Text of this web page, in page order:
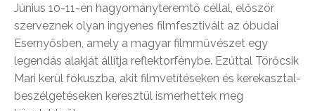
Június 10-11-én hagyományteremtő céllal, először
szerveznek olyan ingyenes filmfesztivált az óbudai
Esernyősben, amely a magyar filmművészet egy
legendás alakját állítja reflektorfénybe. Ezúttal Törőcsik
Mari kerül fókuszba, akit filmvetítéseken és kerekasztal-
beszélgetéseken keresztül ismerhettek meg